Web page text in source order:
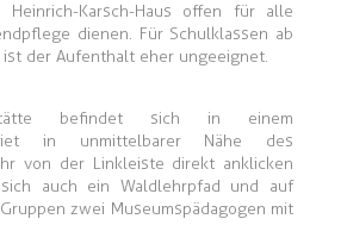
Karsch-Haus offen für alle
dienen. Für Schulklassen ab
der Aufenthalt eher ungeeignet.
befindet sich in einem
in unmittelbarer Nähe des
von der Linkleiste direkt anklicken
auch ein Waldlehrpfad und auf
zwei Museumspädagogen mit